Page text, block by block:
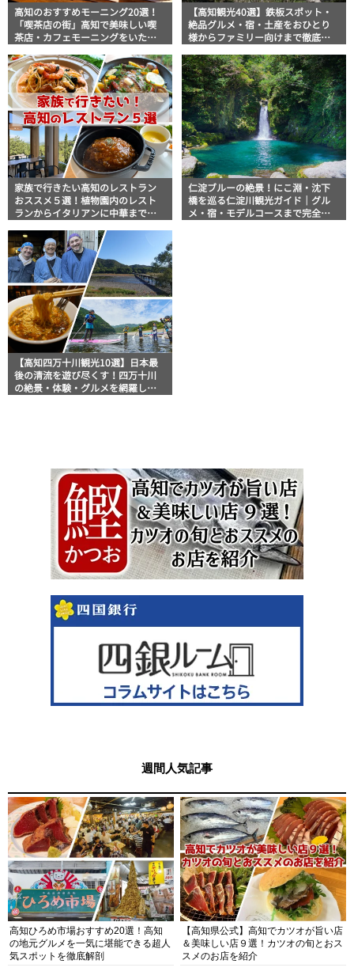
高知のおすすめモーニング20選！
「喫茶店の街」高知で美味しい喫
茶店・カフェモーニングをいただ
【高知観光40選】鉄板スポット・
絶品グルメ・宿・土産をおひとり
様からファミリー向けまで徹底解
家族で行きたい高知のレストラン
おススメ５選！植物園内のレスト
ランからイタリアンに中華まで楽
仁淀ブルーの絶景！にこ淵・沈下
橋を巡る仁淀川観光ガイド｜グル
メ・宿・モデルコースまで完全網
【高知四万十川観光10選】日本最
後の清流を遊び尽くす！四万十川
の絶景・体験・グルメを網羅した
週間人気記事
高知ひろめ市場おすすめ20選！高知
の地元グルメを一気に堪能できる超人
気スポットを徹底解剖
【高知県公式】高知でカツオが旨い店
＆美味しい店９選！カツオの旬とおス
スメのお店を紹介